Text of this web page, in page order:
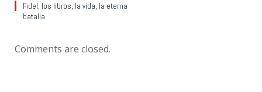
Fidel, los libros, la vida, la eterna
batalla
Comments are closed.